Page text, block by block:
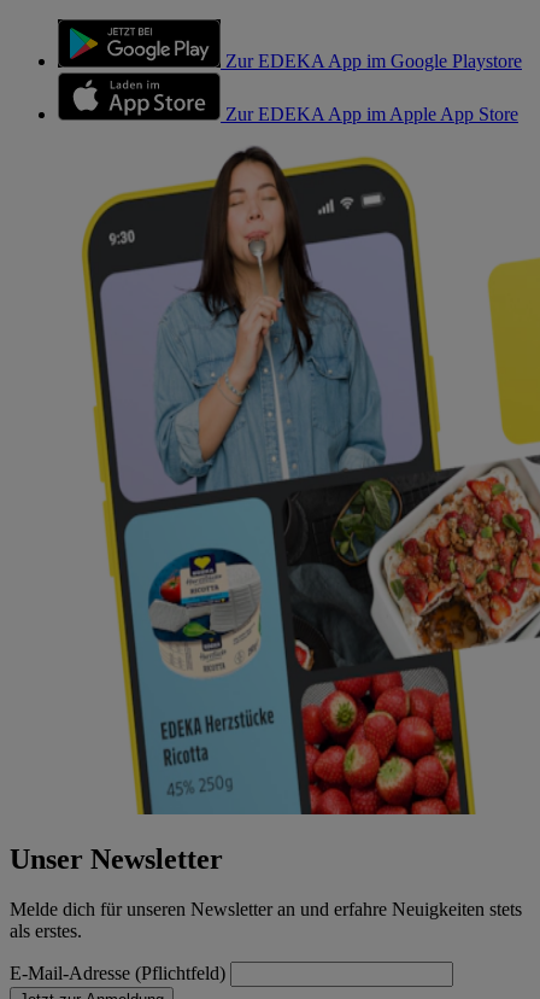
Zur EDEKA App im Google Playstore
Zur EDEKA App im Apple App Store
Unser Newsletter
Melde dich für unseren Newsletter an und erfahre Neuigkeiten stets
als erstes.
E-Mail-Adresse (Pflichtfeld)